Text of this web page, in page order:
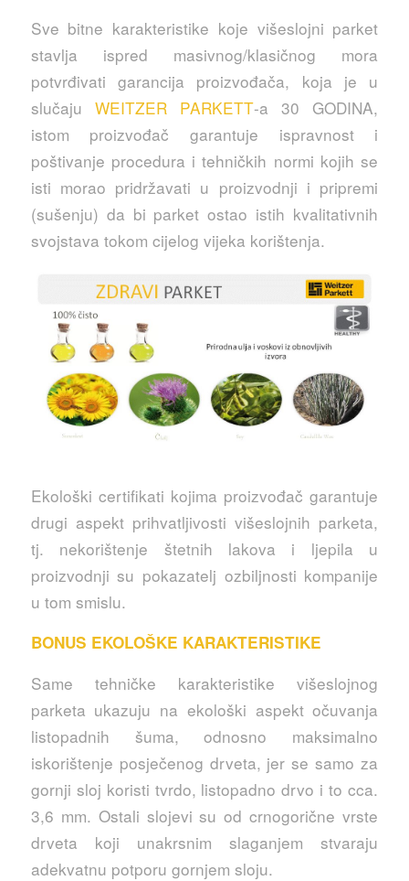
Sve bitne karakteristike koje višeslojni parket
stavlja ispred masivnog/klasičnog mora
potvrđivati garancija proizvođača, koja je u
slučajuWEITZER PARKETT-a 30 GODINA,
istom proizvođač garantuje ispravnost i
poštivanje procedura i tehničkih normi kojih se
isti morao pridržavati u proizvodnji i pripremi
(sušenju) da bi parket ostao istih kvalitativnih
svojstava tokom cijelog vijeka korištenja.
Ekološki certifikati kojima proizvođač garantuje
drugi aspekt prihvatljivosti višeslojnih parketa,
tj. nekorištenje štetnih lakova i ljepila u
proizvodnji su pokazatelj ozbiljnosti kompanije
u tom smislu.
BONUS EKOLOŠKE KARAKTERISTIKE
Same tehničke karakteristike višeslojnog
parketa ukazuju na ekološki aspekt očuvanja
listopadnih šuma, odnosno maksimalno
iskorištenje posječenog drveta, jer se samo za
gornji sloj koristi tvrdo, listopadno drvo i to cca.
3,6 mm. Ostali slojevi su od crnogorične vrste
drveta koji unakrsnim slaganjem stvaraju
adekvatnu potporu gornjem sloju.